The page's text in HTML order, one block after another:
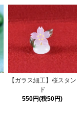
【ガラス細工】桜スタン
ド
550円(税50円)